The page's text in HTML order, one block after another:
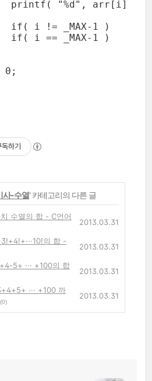
하기
사-수열' 카테고리의 다른 글
수열의 합 - C언어
2013.03.31
의 합 -
2013.03.31
5+ ··· +100의 합
2013.03.31
··· +100 까
(0)
2013.03.31